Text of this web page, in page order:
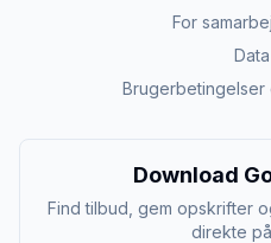
For
Brugerbetingelser
Download
Find tilbud, gem opskrifter
direkte